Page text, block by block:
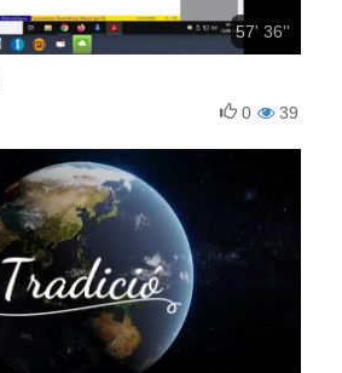
57' 36''
39
0